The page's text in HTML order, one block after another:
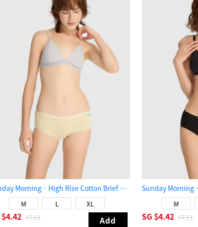
Sunday Morning．High Rise Cotton Brief Panty（Reed Yellow）
M L XL
$4.42 $7.11 Add
M
SG $4.42 $7.11